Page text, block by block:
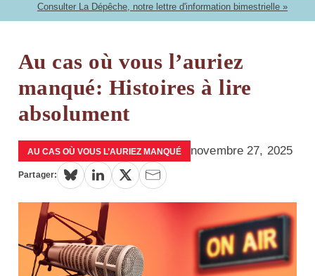
Consulter La Dépêche, notre lettre d'information bimestrielle »
Au cas où vous l’auriez
manqué: Histoires à lire
absolument
AU CAS OÙ VOUS L’AURIEZ MANQUÉ novembre 27, 2025
Partager: